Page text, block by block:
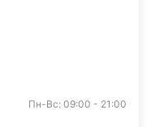
Пн-Вс: 09:00 - 21:00